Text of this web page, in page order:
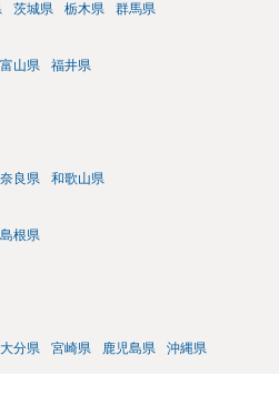
防止法に規定する特定興行入場券に
ている場合には、チケット引渡し以
がどこにあるのかを追求した解決が
か難しい問題なので、弁護士によっ
。
茨城県 栃木県 群馬県
富山県 福井県
奈良県 和歌山県
島根県
大分県 宮崎県 鹿児島県 沖縄県